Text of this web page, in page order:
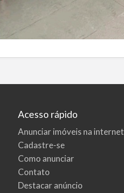
Acesso rápido
Anunciar imóveis na internet
Cadastre-se
Como anunciar
Contato
Destacar anúncio